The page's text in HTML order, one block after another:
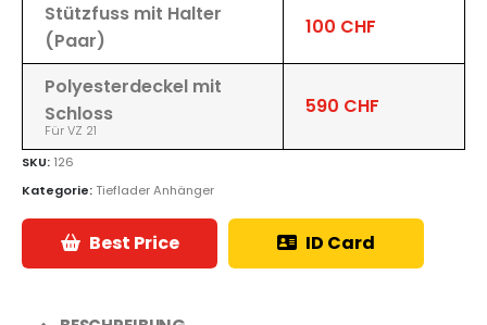
Stützfuss mit Halter
(Paar)
100 CHF
Polyesterdeckel mit
Schloss
Für VZ 21
590 CHF
SKU: 126
Kategorie:Tieflader Anhänger
Best Price ID Card